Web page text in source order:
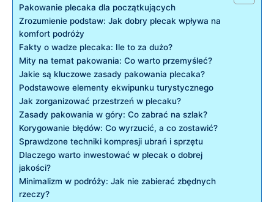
Pakowanie plecaka dla początkujących
Zrozumienie podstaw: Jak dobry plecak wpływa na‌
komfort podróży
Fakty o wadze plecaka: Ile to za ​dużo?
Mity na temat pakowania: Co warto przemyśleć?
Jakie są kluczowe zasady pakowania plecaka?
Podstawowe elementy ekwipunku turystycznego
Jak zorganizować przestrzeń w plecaku?
Zasady pakowania w góry: Co zabrać na szlak?
Korygowanie błędów: Co wyrzucić, a co zostawić?
Sprawdzone techniki kompresji ubrań i sprzętu
Dlaczego warto ‌inwestować w plecak o dobrej
jakości?
Minimalizm w podróży: Jak nie zabierać zbędnych
rzeczy?